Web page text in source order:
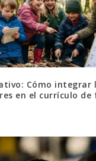
Cómo integrar
en el currículo de